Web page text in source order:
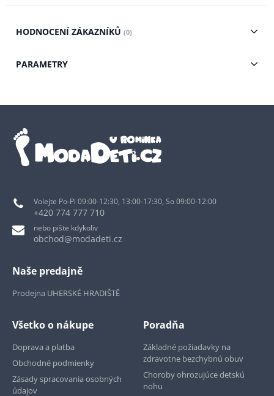
HODNOCENÍ ZÁKAZNÍKŮ (0)
PARAMETRY
Volejte Po-Pi 09:00-12:30, 13:00-17:30, So 09:00-12:00
+420 774 777 710
nebo pište kdykoliv
obchod@modadeti.cz
Naše predajně
Prodejna UHERSKÉ HRADIŠTĚ
Všetko o nákupe
Doprava a platba
Obchodné podmienky
Zásady spracovania osobných
údajov
Poradňa
Základné požiadavky na
zdravotne bezchybnú obuv
Choroby ohrozujúce detskú
nohu